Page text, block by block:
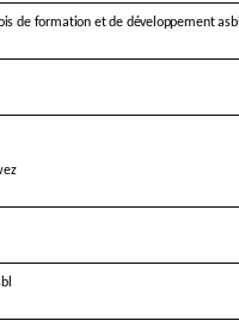
de formation et de développement asbl